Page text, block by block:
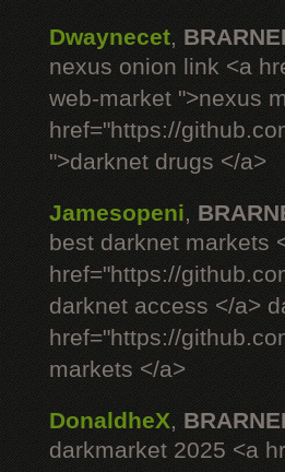
Dwaynecet,
nexus onion link <a
web-market ">nexus
href="https://
">darknet drugs </a>
Jamesopeni,
best darknet markets
href="https://
darknet access </a>
href="https://
markets </a>
DonaldheX,
darkmarket 2025 <a